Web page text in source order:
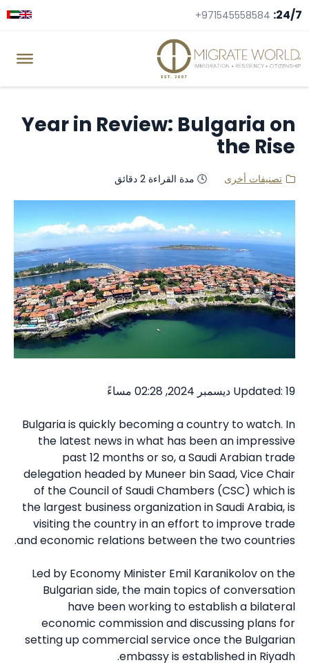
24/7:
+971545558584
Year in Review: Bulgaria on
the Rise
تصنيفات أخرى 🕓 مدة القراءة 2 دقائق
Updated: 19 ديسمبر 2024, 02:28 مساءً
Bulgaria is quickly becoming a country to watch. In
the latest news in what has been an impressive
past 12 months or so, a Saudi Arabian trade
delegation headed by Muneer bin Saad, Vice Chair
of the Council of Saudi Chambers (CSC) which is
the largest business organization in Saudi Arabia, is
visiting the country in an effort to improve trade
and economic relations between the two countries.
Led by Economy Minister Emil Karanikolov on the
Bulgarian side, the main topics of conversation
have been working to establish a bilateral
economic commission and discussing plans for
setting up commercial service once the Bulgarian
embassy is established in Riyadh.